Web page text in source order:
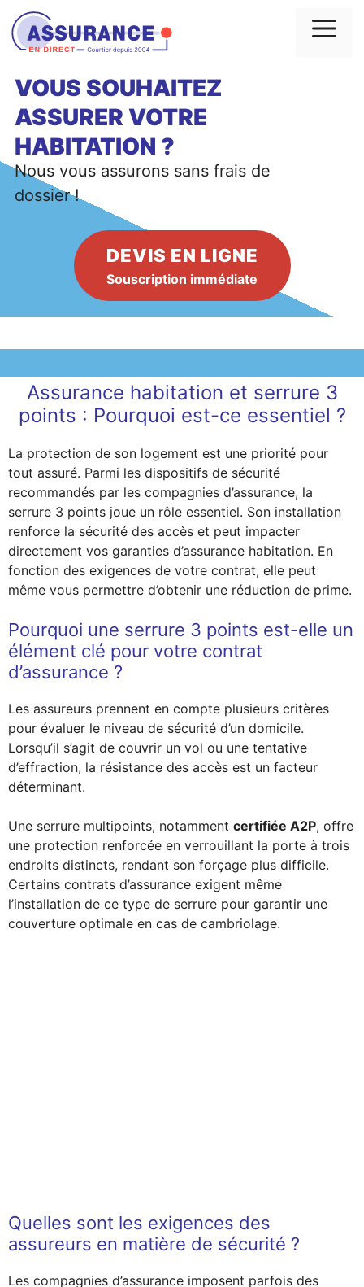
Aller
au
contenu
VOUS SOUHAITEZ
ASSURER VOTRE
HABITATION ?
Nous vous assurons sans frais de
dossier !
DEVIS EN LIGNE
Souscription immédiate
Assurance habitation et serrure 3
points : Pourquoi est-ce essentiel ?
La protection de son logement est une priorité pour
tout assuré. Parmi les dispositifs de sécurité
recommandés par les compagnies d’assurance, la
serrure 3 points joue un rôle essentiel. Son installation
renforce la sécurité des accès et peut impacter
directement vos garanties d’assurance habitation. En
fonction des exigences de votre contrat, elle peut
même vous permettre d’obtenir une réduction de prime.
Pourquoi une serrure 3 points est-elle un
élément clé pour votre contrat
d’assurance ?
Les assureurs prennent en compte plusieurs critères
pour évaluer le niveau de sécurité d’un domicile.
Lorsqu’il s’agit de couvrir un vol ou une tentative
d’effraction, la résistance des accès est un facteur
déterminant.
Une serrure multipoints, notamment certifiée A2P, offre
une protection renforcée en verrouillant la porte à trois
endroits distincts, rendant son forçage plus difficile.
Certains contrats d’assurance exigent même
l’installation de ce type de serrure pour garantir une
couverture optimale en cas de cambriolage.
Quelles sont les exigences des
assureurs en matière de sécurité ?
Les compagnies d’assurance imposent parfois des